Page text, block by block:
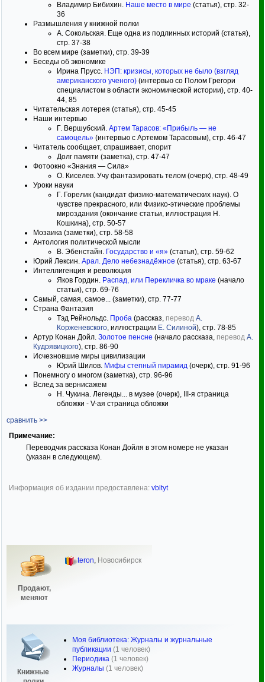
Владимир Бибихин. Наше место в мире (статья), стр. 32-
36
Размышления у книжной полки
А. Сокольская. Еще одна из подлинных историй (статья),
стр. 37-38
Во всем мире (заметки), стр. 39-39
Беседы об экономике
Ирина Прусс. НЭП: кризисы, которых не было (взгляд
американского ученого) (интервью со Полом Грегори
специалистом в области экономической истории), стр. 40-
44, 85
Читательская лотерея (статья), стр. 45-45
Наши интервью
Г. Вершубский. Артем Тарасов: «Прибыль — не
самоцель» (интервью с Артемом Тарасовым), стр. 46-47
Читатель сообщает, спрашивает, спорит
Долг памяти (заметка), стр. 47-47
Фотоокно «Знания — Сила»
О. Киселев. Учу фантазировать телом (очерк), стр. 48-49
Уроки науки
Г. Горелик (кандидат физико-математических наук). О
чувстве прекрасного, или Физико-этические проблемы
мироздания (окончание статьи, иллюстрация Н.
Кошкина), стр. 50-57
Мозаика (заметки), стр. 58-58
Антология политической мысли
В. Эбенстайн. Государство и «я» (статья), стр. 59-62
Юрий Лексин. Арал. Дело небезнадёжное (статья), стр. 63-67
Интеллигенция и революция
Яков Гордин. Распад, или Перекличка во мраке (начало
статьи), стр. 69-76
Самый, самая, самое... (заметки), стр. 77-77
Страна Фантазия
Тэд Рейнольдс. Проба (рассказ, перевод А.
Корженевского, иллюстрации Е. Силиной), стр. 78-85
Артур Конан Дойл. Золотое пенсне (начало рассказа, перевод А.
Кудрявицкого), стр. 86-90
Исчезновшие миры цивилизации
Юрий Шилов. Мифы степный пирамид (очерк), стр. 91-96
Понемногу о многом (заметка), стр. 96-96
Вслед за вернисажем
Н. Чукина. Легенды... в музее (очерк), III-я страница
обложки - V-ая страница обложки
сравнить >>
Примечание:
Переводчик рассказа Конан Дойля в этом номере не указан
(указан в следующем).
Информация об издании предоставлена: vbltyt
Продают,
меняют
teron, Новосибирск
Книжные
Моя библиотека: Журналы и журнальные
публикации (1 человек)
Периодика (1 человек)
Журналы (1 человек)